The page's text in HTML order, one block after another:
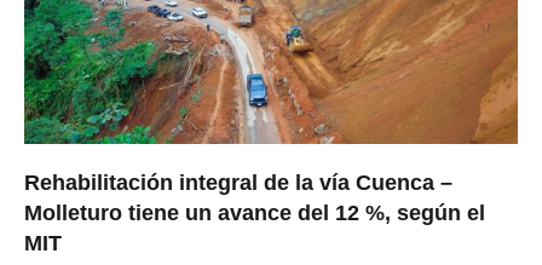
Rehabilitación integral de la vía Cuenca –
Molleturo tiene un avance del 12 %, según el
MIT